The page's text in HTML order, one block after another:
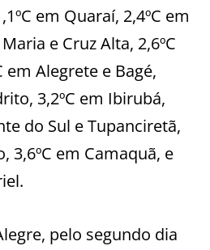
em Quaraí, 2,4ºC em
e Cruz Alta, 2,6ºC
em Alegrete e Bagé,
3,2ºC em Ibirubá,
do Sul e Tupanciretã,
3,6ºC em Camaquã, e
pelo segundo dia